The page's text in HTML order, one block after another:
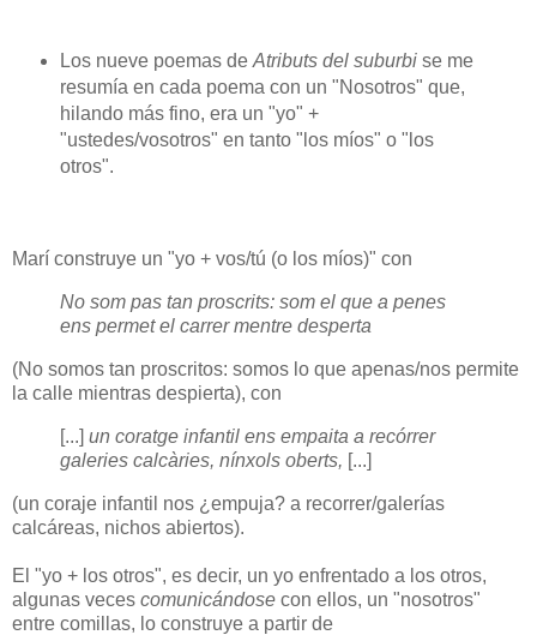
Los nueve poemas de Atributs del suburbise me
resumía en cada poema con un "Nosotros" que,
hilando más fino, era un "yo" +
"ustedes/vosotros" en tanto "los míos" o "los
otros".
Marí construye un "yo + vos/tú (o los míos)" con
No som pas tan proscrits: som el que a penes
ens permet el carrer mentre desperta
(No somos tan proscritos: somos lo que apenas/nos permite
la calle mientras despierta), con
[...] un coratge infantil ens empaita a recórrer
galeries calcàries, nínxols oberts, [...]
(un coraje infantil nos ¿empuja? a recorrer/galerías
calcáreas, nichos abiertos).
El "yo + los otros", es decir, un yo enfrentado a los otros,
algunas veces comunicándose con ellos, un "nosotros"
entre comillas, lo construye a partir de